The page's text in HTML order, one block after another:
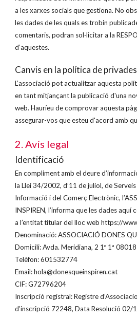
a les xarxes socials que gestiona. No
les dades de les quals es trobin
comentaris, podran sol·licitar a la
d’aquestes.
Canvis en la política de
L’associació pot actualitzar aquesta
en tant mitjançant la publicació d'una
web. Hauríeu de comprovar aquesta
assegurar-vos que esteu d'acord amb
2. Avís legal
Identificació
En compliment amb el deure
la Llei 34/2002, d’11 de juliol, de
Informació i del Comerç Electrònic,
INSPIREN, l’informa que les dades aquí
a l’entitat titular del lloc web https://
Denominació: ASSOCIACIÓ DONES
Domicili: Avda. Meridiana, 2 1º 1ª
Telèfon: 601532774
Email: hola@donesqueinspiren.cat
CIF: G72796204
Inscripció registral: Registre
d’inscripció 72248, Data Resolució 02/